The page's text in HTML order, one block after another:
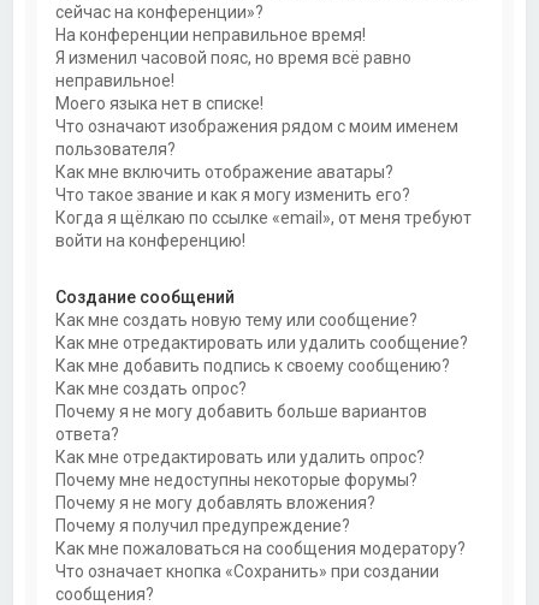
сейчас на конференции»?
На конференции неправильное время!
Я изменил часовой пояс, но время всё равно
неправильное!
Моего языка нет в списке!
Что означают изображения рядом с моим именем
пользователя?
Как мне включить отображение аватары?
Что такое звание и как я могу изменить его?
Когда я щёлкаю по ссылке «email», от меня требуют
войти на конференцию!
Создание сообщений
Как мне создать новую тему или сообщение?
Как мне отредактировать или удалить сообщение?
Как мне добавить подпись к своему сообщению?
Как мне создать опрос?
Почему я не могу добавить больше вариантов
ответа?
Как мне отредактировать или удалить опрос?
Почему мне недоступны некоторые форумы?
Почему я не могу добавлять вложения?
Почему я получил предупреждение?
Как мне пожаловаться на сообщения модератору?
Что означает кнопка «Сохранить» при создании
сообщения?